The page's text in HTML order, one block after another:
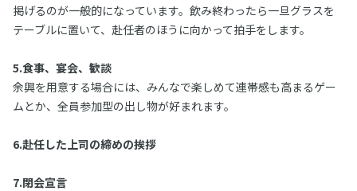
掲げるのが一般的になっています。飲み終わったら一旦グラスを
テーブルに置いて、赴任者のほうに向かって拍手をします。
5.食事、宴会、歓談
余興を用意する場合には、みんなで楽しめて連帯感も高まるゲー
ムとか、全員参加型の出し物が好まれます。
6.赴任した上司の締めの挨拶
7.閉会宣言